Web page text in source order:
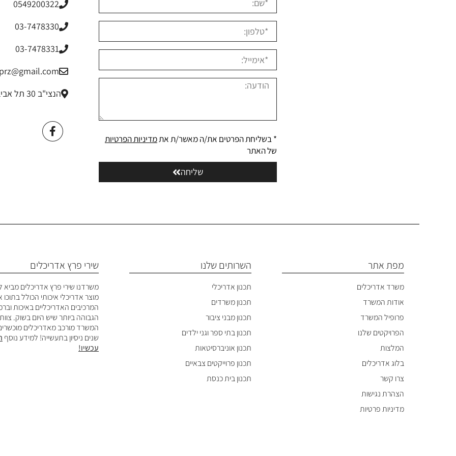
* בשליחת הפרטים את/ה מאשר/ת אתמדיניות הפרטיות
של האתר
שליחה
0549200322
03-7478330
03-7478331
הנצי"ב 30 תל אביב
מפת אתר
משרד אדריכלים
אודות המשרד
פרופיל המשרד
הפרויקטים שלנו
המלצות
בלוג אדריכלים
צרו קשר
הצהרת נגישות
מדיניות פרטיות
השרותים שלנו
תכנון אדריכלי
תכנון משרדים
תכנון מבני ציבור
תכנון בתי ספר וגני ילדים
תכנון אוניברסיטאות
תכנון פרוייקטים צבאיים
תכנון בית כנסת
שירי פרץ אדריכלים
משרדנו שירי פרץ אדריכלים מביא
מוצר אדריכלי איכותי הכולל
המרכיבים האדריכליים באיכות
הגבוהה ביותר שיש היום בשוק. צוות
המשרד מורכב מאדריכלים
שנים ניסיון בתעשייה! למידע נוסף
עכשיו!